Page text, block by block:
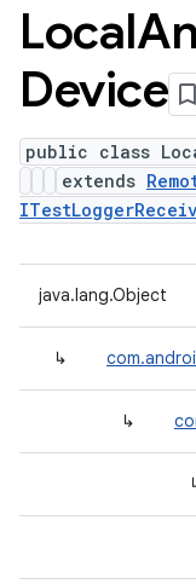
Local
Device
public class
extends
java.lang.Object
↳
↳